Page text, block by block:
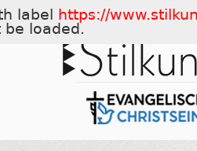
label
https://
be loaded.